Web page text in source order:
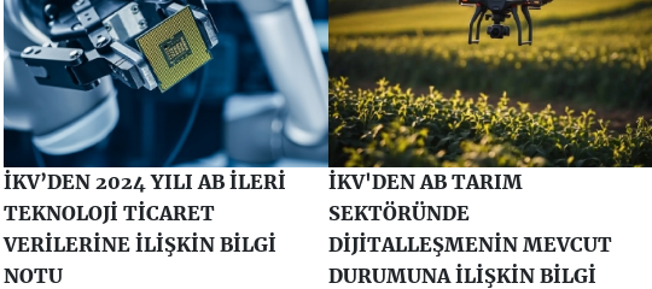
İKV’DEN 2024 YILI AB İLERİ
TEKNOLOJİ TİCARET
VERİLERİNE İLİŞKİN BİLGİ
NOTU
İKV'DEN AB TARIM
SEKTÖRÜNDE
DİJİTALLEŞMENİN MEVCUT
DURUMUNA İLİŞKİN BİLGİ